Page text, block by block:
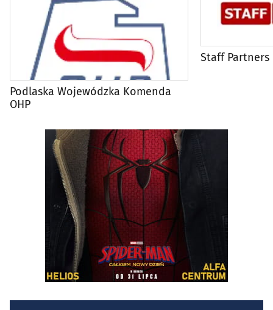
Podlaska Wojewódzka Komenda
OHP
Staff Partners